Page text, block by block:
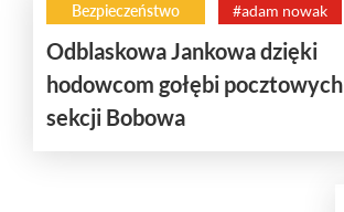
Bezpieczeństwo #adam nowak
Odblaskowa Jankowa dzięki
hodowcom gołębi pocztowych
sekcji Bobowa